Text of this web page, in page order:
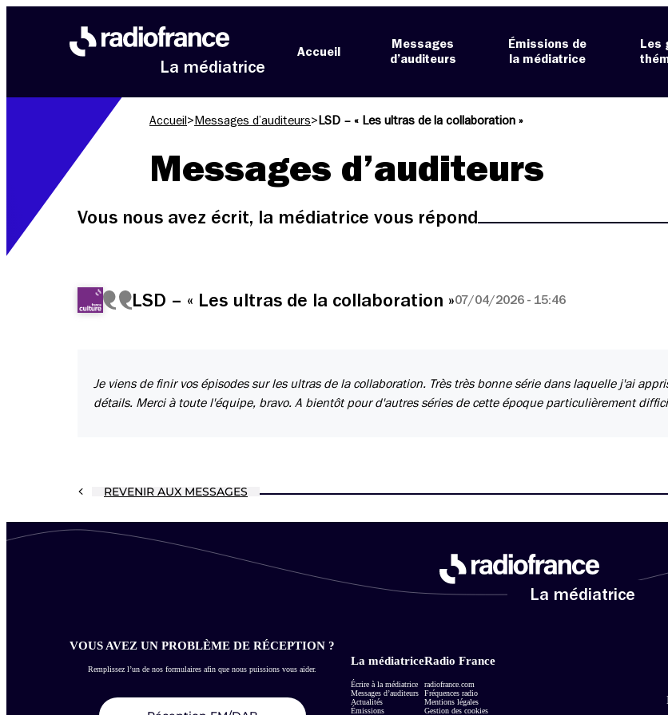
La médiatrice
Accueil
Messages
d’auditeurs
Émissions de
la médiatrice
Les
Accueil > Messages d’auditeurs> LSD – « Les ultras de la collaboration »
Messages d’auditeurs
Vous nous avez écrit, la médiatrice vous répond
LSD – « Les ultras de la collaboration »07/04/2026 - 15:46
Je viens de finir vos épisodes sur les ultras de la collaboration. Très très bonne série dans laquelle j'ai
détails. Merci à toute l'équipe, bravo. A bientôt pour d'autres séries de cette époque particulièrement
REVENIR AUX MESSAGES
La médiatrice
VOUS AVEZ UN PROBLÈME DE RÉCEPTION ?
Remplissez l’un de nos formulaires afin que nous puissions vous aider.
La médiatrice
Écrire à la médiatrice
Messages d’auditeurs
Actualités
Émissions
Radio France
radiofrance.com
Fréquences radio
Mentions légales
Gestion des cookies